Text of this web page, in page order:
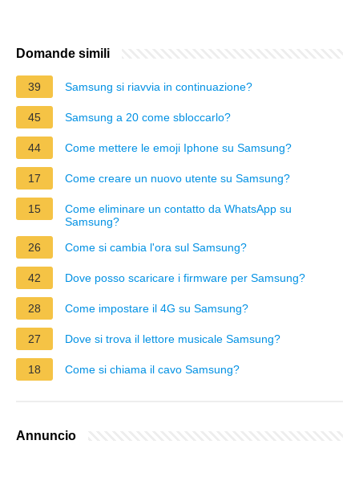
Domande simili
39 Samsung si riavvia in continuazione?
45 Samsung a 20 come sbloccarlo?
44 Come mettere le emoji Iphone su Samsung?
17 Come creare un nuovo utente su Samsung?
15
Come eliminare un contatto da WhatsApp su
Samsung?
26
Come si cambia l'ora sul Samsung?
42 Dove posso scaricare i firmware per Samsung?
28 Come impostare il 4G su Samsung?
27 Dove si trova il lettore musicale Samsung?
18 Come si chiama il cavo Samsung?
Annuncio